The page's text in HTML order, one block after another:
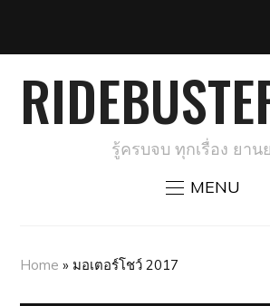
รู้ครบจบ ทุกเรื่อง ยาน
MENU
Home » มอเตอร์โชว์ 2017